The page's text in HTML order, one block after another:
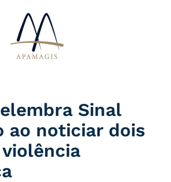
Sinal
ao noticiar dois